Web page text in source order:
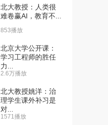
北大教授：人类很
难卷赢AI，教育不...
853播放
北京大学公开课：
学习工程师的胜任
力...
2.6万播放
北大教授姚洋：治
理学生课外补习是
对...
1571播放